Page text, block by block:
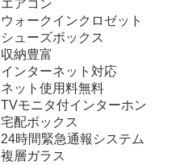
エアコン
ウォークインクロゼット
シューズボックス
収納豊富
インターネット対応
ネット使用料無料
TVモニタ付インターホン
宅配ボックス
24時間緊急通報システム
複層ガラス